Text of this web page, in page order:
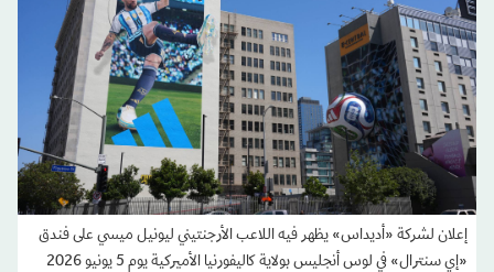
إعلان لشركة «أديداس» يظهر فيه اللاعب الأرجنتيني ليونيل ميسي على فندق
«إي سنترال» في لوس أنجليس بولاية كاليفورنيا الأميركية يوم 5 يونيو 2026